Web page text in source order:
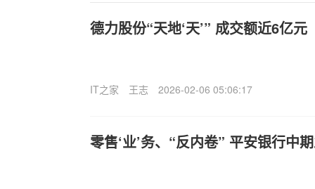
德力股份“天地‘天’” 成交额近6亿元
IT之家 王志 2026-02-06 05:06:17
零售‘业’务、“反内卷” 平安银行中